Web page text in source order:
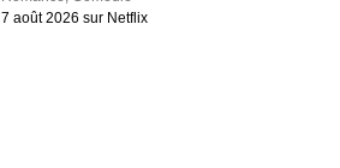
7 août 2026 sur Netflix